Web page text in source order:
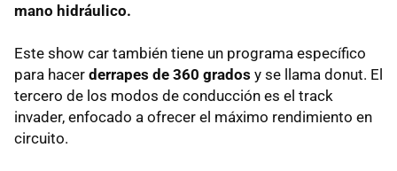
mano hidráulico.
Este show car también tiene un programa específico
para hacer derrapes de 360 grados y se llama donut. El
tercero de los modos de conducción es el track
invader, enfocado a ofrecer el máximo rendimiento en
circuito.